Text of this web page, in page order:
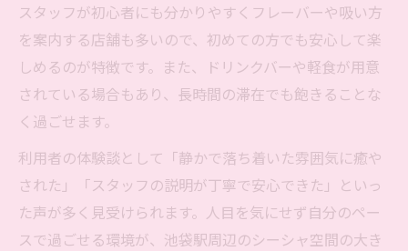
スタッフが初心者にも分かりやすくフレーバーや吸い方
を案内する店舗も多いので、初めての方でも安心して楽
しめるのが特徴です。また、ドリンクバーや軽食が用意
されている場合もあり、長時間の滞在でも飽きることな
く過ごせます。
利用者の体験談として「静かで落ち着いた雰囲気に癒や
された」「スタッフの説明が丁寧で安心できた」といっ
た声が多く見受けられます。人目を気にせず自分のペー
スで過ごせる環境が、池袋駅周辺のシーシャ空間の大き